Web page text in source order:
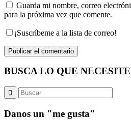
Guarda mi nombre, correo
para la próxima vez que comente.
¡Suscríbeme a la lista de correo!
BUSCA LO QUE
Danos un "me gusta"